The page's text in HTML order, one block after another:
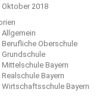
Oktober 2018
Allgemein
Berufliche Oberschule
Grundschule
Mittelschule Bayern
Realschule Bayern
Wirtschaftsschule Bayern